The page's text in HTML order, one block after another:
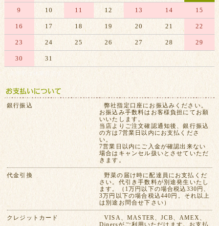
9 10 11 12 13 14 15
16 17 18 19 20 21 22
23 24 25 26 27 28 29
30 31
※赤字は休業日です
銀行振込
弊社指定口座にお振込みください。
お振込み手数料はお客様負担にてお願
いいたします。
当店よりご注文確認通知後、銀行振込
の方は7営業日以内にお支払くださ
い。
7営業日以内にご入金が確認出来ない
場合はキャンセル扱いとさせていただ
きます。
代金引換
野菜の届け時に配達員にお支払くだ
さい。代引き手数料が別途発生いたし
ます。（1万円以下の場合税込330円、
3万円以下の場合税込440円。それ以上
は別途お問合せ下さい）
クレジットカード
VISA、MASTER、JCB、AMEX、
Dinersがご利用いただけます。お支払